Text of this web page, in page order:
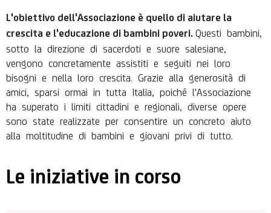
L'obiettivo dell'Associazione è quello di aiutare la
crescita e l'educazione di bambini poveri. Questi bambini,
sotto la direzione di sacerdoti e suore salesiane,
vengono concretamente assistiti e seguiti nei loro
bisogni e nella loro crescita. Grazie alla generosità di
amici, sparsi ormai in tutta Italia, poiché l'Associazione
ha superato i limiti cittadini e regionali, diverse opere
sono state realizzate per consentire un concreto aiuto
alla moltitudine di bambini e giovani privi di tutto.
Le iniziative in corso